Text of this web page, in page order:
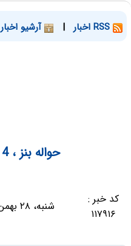
| آرشیو اخبار
حواله بنز ، 4 میلیارد تومان!
کد خبر :
۱۱۷۹۱۶
شنبه، ۲۸ بهمن ۱۴۰۲ - ۲۰:۱۵:۳۹